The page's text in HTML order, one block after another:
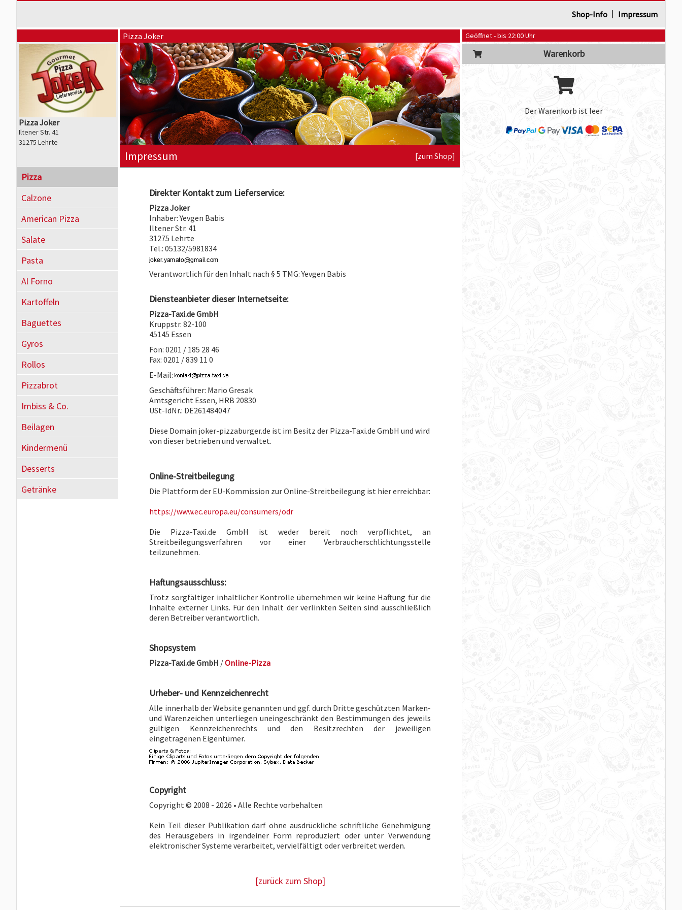
Shop-Info | Impressum
Geöffnet - bis 22:00 Uhr
Warenkorb
Der Warenkorb ist leer
Pizza Joker
Iltener Str. 41
31275 Lehrte
Pizza
Calzone
American Pizza
Salate
Pasta
Al Forno
Kartoffeln
Baguettes
Gyros
Rollos
Pizzabrot
Imbiss & Co.
Beilagen
Kindermenü
Desserts
Getränke
Pizza Joker
Impressum [zum Shop]
Direkter Kontakt zum Lieferservice:
Pizza Joker
Inhaber: Yevgen Babis
Iltener Str. 41
31275 Lehrte
Tel.: 05132/5981834
Verantwortlich für den Inhalt nach § 5 TMG: Yevgen Babis
Diensteanbieter dieser Internetseite:
Pizza-Taxi.de GmbH
Kruppstr. 82-100
45145 Essen
Fon: 0201 / 185 28 46
Fax: 0201 / 839 11 0
E-Mail:
Geschäftsführer: Mario Gresak
Amtsgericht Essen, HRB 20830
USt-IdNr.: DE261484047
Diese Domain joker-pizzaburger.de ist im Besitz der Pizza-Taxi.de GmbH und wird
von dieser betrieben und verwaltet.
Online-Streitbeilegung
Die Plattform der EU-Kommission zur Online-Streitbeilegung ist hier erreichbar:
https://www.ec.europa.eu/consumers/odr
Die Pizza-Taxi.de GmbH ist weder bereit noch verpflichtet, an
Streitbeilegungsverfahren vor einer Verbraucherschlichtungsstelle
teilzunehmen.
Haftungsausschluss:
Trotz sorgfältiger inhaltlicher Kontrolle übernehmen wir keine Haftung für die
Inhalte externer Links. Für den Inhalt der verlinkten Seiten sind ausschließlich
deren Betreiber verantwortlich.
Shopsystem
Pizza-Taxi.de GmbH /Online-Pizza
Urheber- und Kennzeichenrecht
Alle innerhalb der Website genannten und ggf. durch Dritte geschützten Marken-
und Warenzeichen unterliegen uneingeschränkt den Bestimmungen des jeweils
gültigen Kennzeichenrechts und den Besitzrechten der jeweiligen
eingetragenen Eigentümer.
Copyright
Copyright © 2008 - 2026 • Alle Rechte vorbehalten
Kein Teil dieser Publikation darf ohne ausdrückliche schriftliche Genehmigung
des Herausgebers in irgendeiner Form reproduziert oder unter Verwendung
elektronischer Systeme verarbeitet, vervielfältigt oder verbreitet werden.
[zurück zum Shop]